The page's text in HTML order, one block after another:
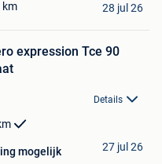
km 28 jul 26
expression Tce 90
Details
mogelijk 27 jul 26